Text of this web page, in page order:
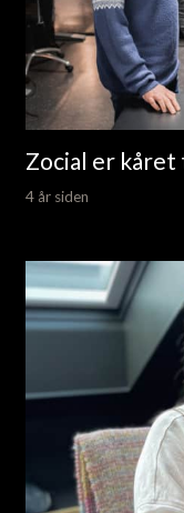
Zocial er
4 år siden